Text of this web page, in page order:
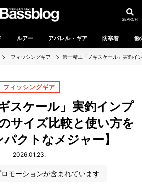
ルアー アパレル・ギア 防寒着 冬
SEARCH
フィッシングギア 第一精工「ノギスケール」実釣イ
スケール」実釣インプ
サイズ比較と使い方を
クトなメジャー】
フィッシングギア
2026.01.23.